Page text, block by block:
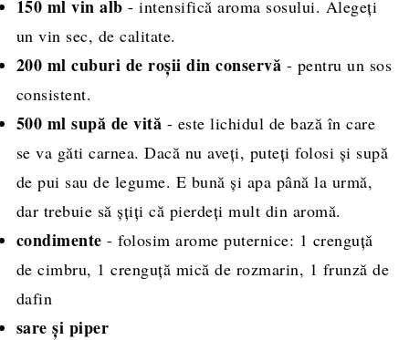
150 ml vin alb- intensifică aroma sosului. Alegeți
un vin sec, de calitate.
200 ml cuburi de roșii din conservă - pentru un sos
consistent.
500 ml supă de vită - este lichidul de bază în care
se va găti carnea. Dacă nu aveți, puteți folosi și supă
de pui sau de legume. E bună și apa până la urmă,
dar trebuie să șțiți că pierdeți mult din aromă.
condimente - folosim arome puternice: 1 crenguță
de cimbru, 1 crenguță mică de rozmarin, 1 frunză de
dafin
sare și piper